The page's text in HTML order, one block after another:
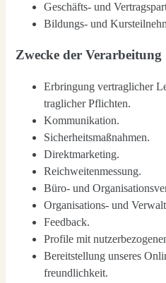
Geschäfts- und
Bil­dungs- und
Zwecke der Verarbeitung
Erbrin­gung ver­trag­li­cher
trag­li­cher Pflich­ten.
Kom­mu­ni­ka­ti­on.
Sicher­heits­maß­nah­men.
Direkt­mar­ke­ting.
Reich­wei­ten­mes­sung.
Büro- und
Orga­ni­sa­ti­ons- und
Feed­back.
Pro­fi­le mit
Bereit­stel­lung unse­res
freund­lich­keit.